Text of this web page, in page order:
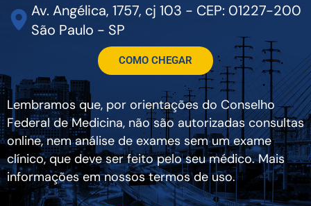
Av. Angélica, 1757, cj 103 - CEP: 01227-200
São Paulo - SP
COMO CHEGAR
Lembramos que, por orientações do Conselho
Federal de Medicina, não são autorizadas consultas
online, nem análise de exames sem um exame
clínico, que deve ser feito pelo seu médico. Mais
informações em nossos termos de uso.